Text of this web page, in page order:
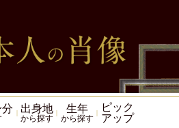
出身地
から探す
生年
から探す
ピック
アップ